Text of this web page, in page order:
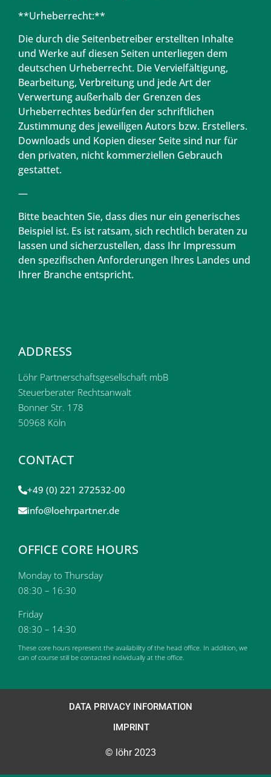
**Urheberrecht:**
Die durch die Seitenbetreiber erstellten Inhalte
und Werke auf diesen Seiten unterliegen dem
deutschen Urheberrecht. Die Vervielfältigung,
Bearbeitung, Verbreitung und jede Art der
Verwertung außerhalb der Grenzen des
Urheberrechtes bedürfen der schriftlichen
Zustimmung des jeweiligen Autors bzw. Erstellers.
Downloads und Kopien dieser Seite sind nur für
den privaten, nicht kommerziellen Gebrauch
gestattet.
—
Bitte beachten Sie, dass dies nur ein generisches
Beispiel ist. Es ist ratsam, sich rechtlich beraten zu
lassen und sicherzustellen, dass Ihr Impressum
den spezifischen Anforderungen Ihres Landes und
Ihrer Branche entspricht.
ADDRESS
Löhr Partnerschaftsgesellschaft mbB
Steuerberater Rechtsanwalt
Bonner Str. 178
50968 Köln
CONTACT
+49 (0) 221 272532-00
info@loehrpartner.de
OFFICE CORE HOURS
Monday to Thursday
08:30 – 16:30
Friday
08:30 – 14:30
These core hours represent the availability of the head office. In addition, we
can of course still be contacted individually at the office.
DATA PRIVACY INFORMATION
IMPRINT
© löhr 2023